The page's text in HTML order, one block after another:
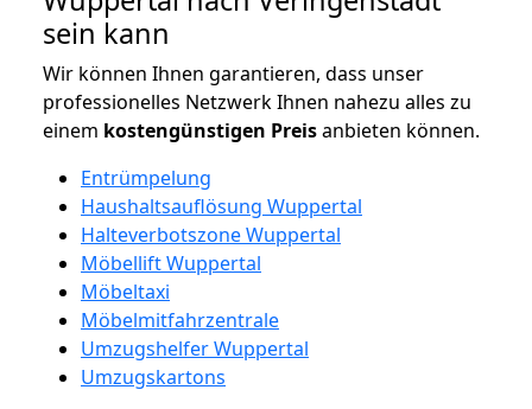
sein kann
Wir können Ihnen garantieren, dass unser
professionelles Netzwerk Ihnen nahezu alles zu
einem kostengünstigen Preisanbieten können.
Entrümpelung
Haushaltsauflösung Wuppertal
Halteverbotszone Wuppertal
Möbellift Wuppertal
Möbeltaxi
Möbelmitfahrzentrale
Umzugshelfer Wuppertal
Umzugskartons